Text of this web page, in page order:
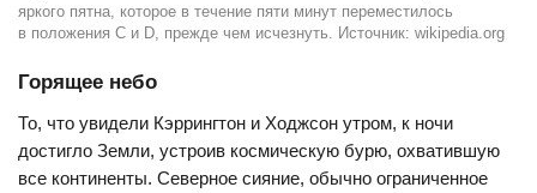
яркого пятна, которое в течение пяти минут переместилось
в положения C и D, прежде чем исчезнуть. Источник: wikipedia.org
Горящее небо
То, что увидели Кэррингтон и Ходжсон утром, к ночи
достигло Земли, устроив космическую бурю, охватившую
все континенты. Северное сияние, обычно ограниченное